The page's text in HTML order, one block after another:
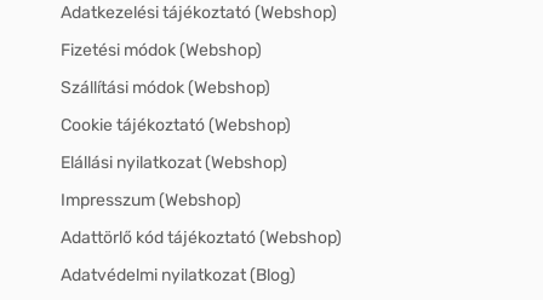
Adatkezelési tájékoztató (Webshop)
Fizetési módok (Webshop)
Szállítási módok (Webshop)
Cookie tájékoztató (Webshop)
Elállási nyilatkozat (Webshop)
Impresszum (Webshop)
Adattörlő kód tájékoztató (Webshop)
Adatvédelmi nyilatkozat (Blog)